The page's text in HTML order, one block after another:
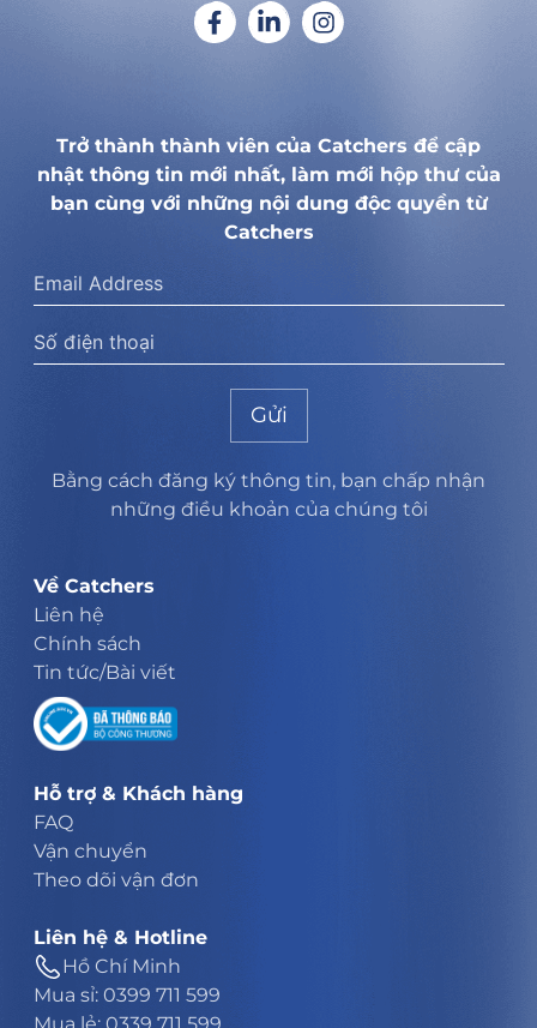
Trở thành thành viên của Catchers để cập
nhật thông tin mới nhất, làm mới hộp thư của
bạn cùng với những nội dung độc quyền từ
Catchers
Gửi
Bằng cách đăng ký thông tin, bạn chấp nhận
những điều khoản của chúng tôi
Về Catchers
Liên hệ
Chính sách
Tin tức/Bài viết
Hỗ trợ & Khách hàng
FAQ
Vận chuyển
Theo dõi vận đơn
Liên hệ & Hotline
Hồ Chí Minh
Mua sỉ: 0399 711 599